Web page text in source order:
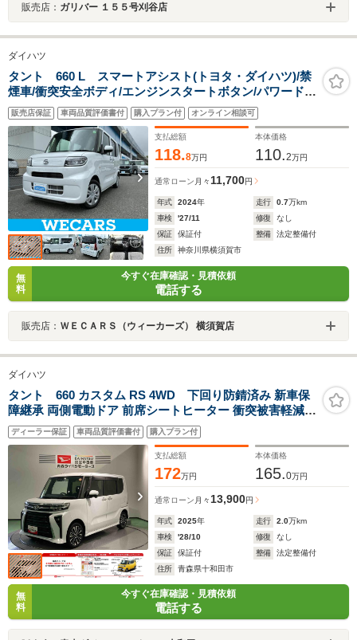
販売店： ガリバー １５５号刈谷店
ダイハツ
タント 660 L スマートアシスト(トヨタ・ダイハツ)/禁
煙車/衝突安全ボディ/エンジンスタートボタン/パワードア
ロック/UVカットガラス/デュアルエアバッグ/間欠ワイパ
ー
販売店保証 車両品質評価書付 購入プラン付 オンライン相談可
支払総額
118.8万円
本体価格
110.2万円
通常ローン 月々 11,700円
年式 2024年 走行 0.7万km
車検
'27/11 修復
なし
保証
保証付 整備
法定整備付
住所
神奈川県横須賀市
無
料
今すぐ在庫確認・見積依頼
電話する
販売店： ＷＥＣＡＲＳ（ウィーカーズ） 横須賀店
ダイハツ
タント 660 カスタム RS 4WD 下回り防錆済み 新車保
障継承 両側電動ドア 前席シートヒーター 衝突被害軽減ブ
レーキ 障害物センサー
ディーラー保証 車両品質評価書付 購入プラン付
支払総額
172万円
本体価格
165.0万円
通常ローン 月々 13,900円
年式 2025年 走行 2.0万km
車検
'28/10 修復
なし
保証
保証付 整備
法定整備付
住所
青森県十和田市
無
料
今すぐ在庫確認・見積依頼
電話する